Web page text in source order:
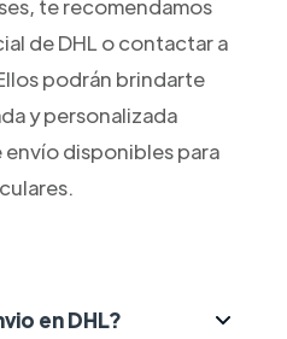
te recomendamos
de DHL o contactar a
podrán brindarte
y personalizada
disponibles para
en DHL?